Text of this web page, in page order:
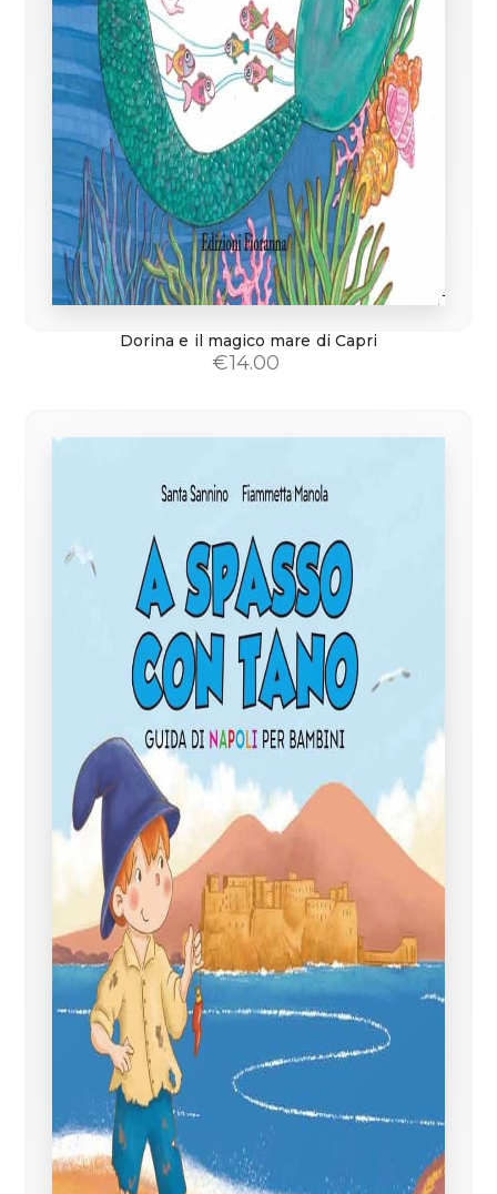
Dorina e il magico mare di Capri
€14.00